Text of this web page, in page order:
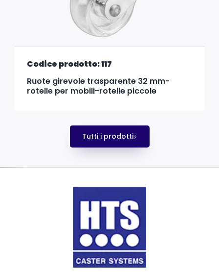
Codice prodotto: 117
Ruote girevole trasparente 32 mm-
rotelle per mobili-rotelle piccole
Tutti i prodotti